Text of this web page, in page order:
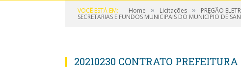
VOCÊ ESTÁ EM: Home » Licitações » PREGÃO
SECRETARIAS E FUNDOS MUNICIPAIS DO MUNICÍPIO DE
20210230 CONTRATO PREFEITURA